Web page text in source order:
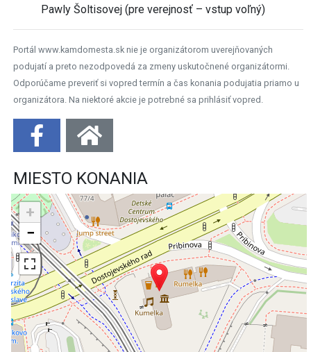
Pawly Šoltisovej (pre verejnosť – vstup voľný)
Portál www.kamdomesta.sk nie je organizátorom uverejňovaných
podujatí a preto nezodpovedá za zmeny uskutočnené organizátormi.
Odporúčame preveriť si vopred termín a čas konania podujatia priamo u
organizátora. Na niektoré akcie je potrebné sa prihlásiť vopred.
MIESTO KONANIA
+
−